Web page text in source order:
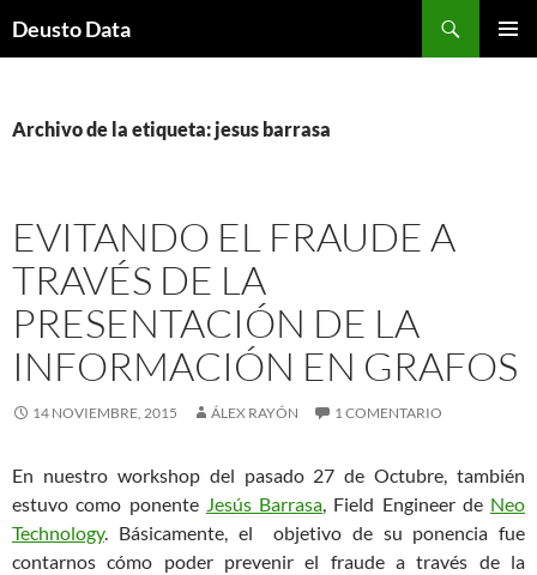
Deusto Data
Archivo de la etiqueta: jesus barrasa
EVITANDO EL FRAUDE A
TRAVÉS DE LA
PRESENTACIÓN DE LA
INFORMACIÓN EN GRAFOS
14 NOVIEMBRE, 2015 ÁLEX RAYÓN 1 COMENTARIO
En nuestro workshop del pasado 27 de Octubre, también
estuvo como ponente Jesús Barrasa, Field Engineer de Neo
Technology. Básicamente, el objetivo de su ponencia fue
contarnos cómo poder prevenir el fraude a través de la